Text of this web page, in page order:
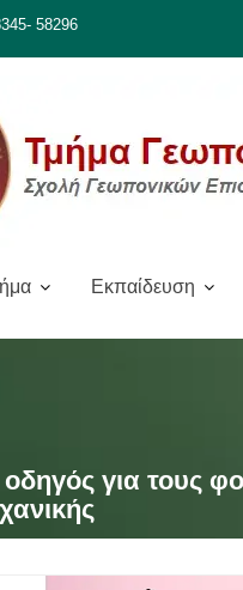
58296
Εκπαίδευση
για τους